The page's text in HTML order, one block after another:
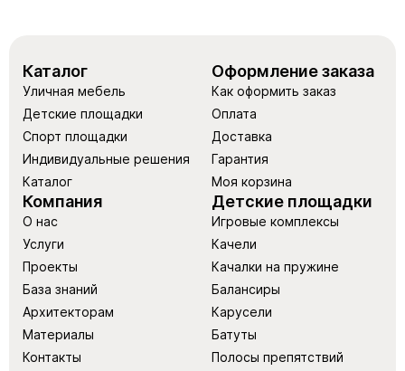
Каталог
Уличная мебель
Детские площадки
Спорт площадки
Индивидуальные решения
Каталог
Оформление заказа
Как оформить заказ
Оплата
Доставка
Гарантия
Моя корзина
Компания
О нас
Услуги
Проекты
База знаний
Архитекторам
Материалы
Контакты
Детские площадки
Игровые комплексы
Качели
Качалки на пружине
Балансиры
Карусели
Батуты
Полосы препятствий